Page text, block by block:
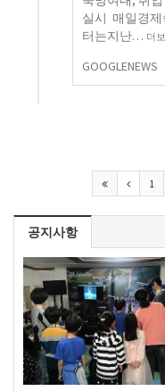
실시 매일경제
터는지난… 더
GOOGLENEWS
1
공지사항